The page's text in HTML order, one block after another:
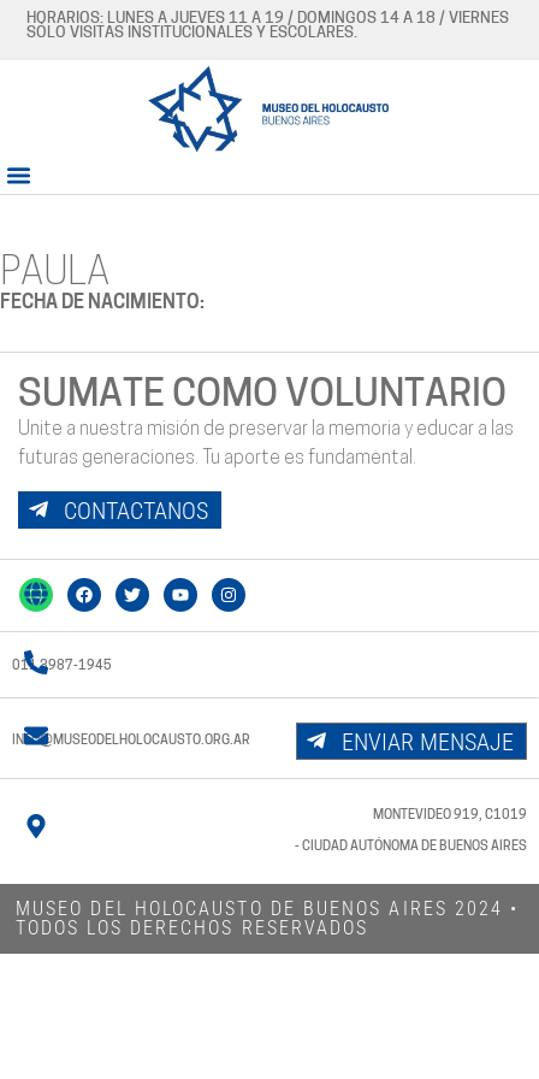
HORARIOS: LUNES A JUEVES 11 A 19 / DOMINGOS 14 A 18 / VIERNES
SÓLO VISITAS INSTITUCIONALES Y ESCOLARES.
PAULA
FECHA DE NACIMIENTO:
SUMATE COMO VOLUNTARIO
Unite a nuestra misión de preservar la memoria y educar a las
futuras generaciones. Tu aporte es fundamental.
CONTACTANOS
011 3987-1945
INFO@MUSEODELHOLOCAUSTO.ORG.AR ENVIAR MENSAJE
MONTEVIDEO 919, C1019
- CIUDAD AUTÓNOMA DE BUENOS AIRES
MUSEO DEL HOLOCAUSTO DE BUENOS AIRES 2024​ •
TODOS LOS DERECHOS RESERVADOS